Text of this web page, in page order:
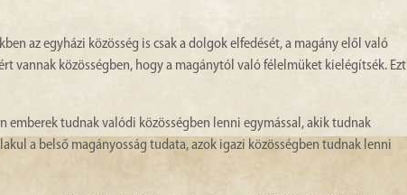
az egyházi közösség is csak a dolgok elfedését, a magány elől való
vannak közösségben, hogy a magánytól való félelmüket kielégítsék. Ezt
emberek tudnak valódi közösségben lenni egymással, akik tudnak
a belső magányosság tudata, azok igazi közösségben tudnak lenni